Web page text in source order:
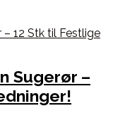
Sugerør –